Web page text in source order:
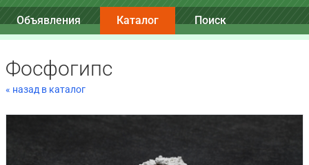
Объявления Каталог Поиск
Фосфогипс
« назад в каталог